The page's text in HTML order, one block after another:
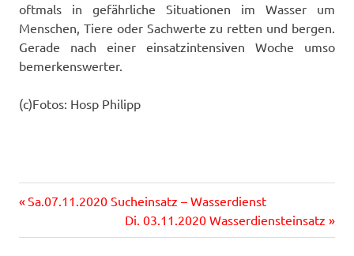
oftmals in gefährliche Situationen im Wasser um
Menschen, Tiere oder Sachwerte zu retten und bergen.
Gerade nach einer einsatzintensiven Woche umso
bemerkenswerter.
(c)Fotos: Hosp Philipp
Beitragsnavigation
Vorheriger
Sa.07.11.2020 Sucheinsatz – Wasserdienst
Nächster
Beitrag:
Di. 03.11.2020 Wasserdiensteinsatz